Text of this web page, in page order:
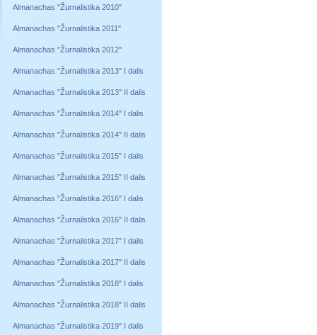
Almanachas "Žurnalistika 2010"
Almanachas "Žurnalistika 2011"
Almanachas "Žurnalistika 2012"
Almanachas "Žurnalistika 2013" I dalis
Almanachas "Žurnalistika 2013" II dalis
Almanachas "Žurnalistika 2014" I dalis
Almanachas "Žurnalistika 2014" II dalis
Almanachas "Žurnalistika 2015" I dalis
Almanachas "Žurnalistika 2015" II dalis
Almanachas "Žurnalistika 2016" I dalis
Almanachas "Žurnalistika 2016" II dalis
Almanachas "Žurnalistika 2017" I dalis
Almanachas "Žurnalistika 2017" II dalis
Almanachas "Žurnalistika 2018" I dalis
Almanachas "Žurnalistika 2018" II dalis
Almanachas "Žurnalistika 2019" I dalis